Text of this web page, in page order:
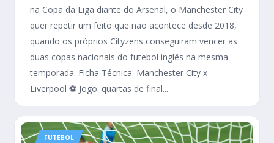
na Copa da Liga diante do Arsenal, o Manchester City
quer repetir um feito que não acontece desde 2018,
quando os próprios Cityzens conseguiram vencer as
duas copas nacionais do futebol inglês na mesma
temporada. Ficha Técnica: Manchester City x
Liverpool ⚽ Jogo: quartas de final...
FUTEBOL